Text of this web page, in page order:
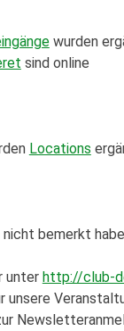
wurden
sind online
Locations
nicht bemerkt
unter http://club-
unsere